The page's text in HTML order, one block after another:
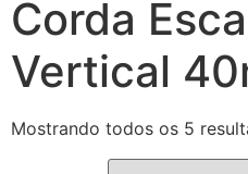
Corda
Vertical
Mostrando todos os 5